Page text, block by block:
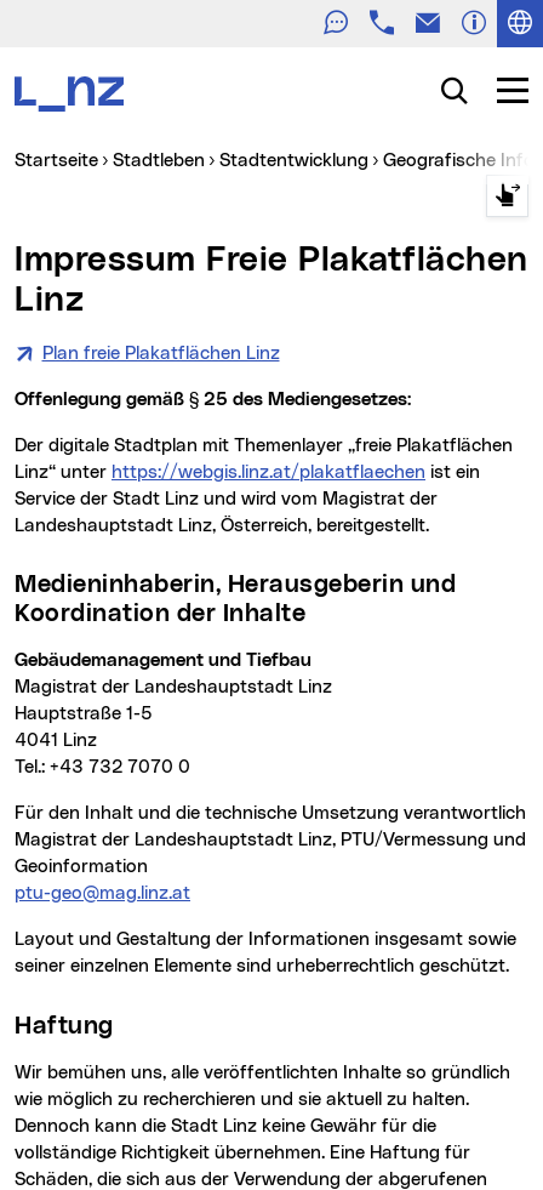
TelefonE-Mail
Suche
Sie sind hier:
Startseite Stadtleben Stadtentwicklung Geografische
Linz
Plan freie Plakatflächen Linz
Offenlegung gemäß § 25 des Mediengesetzes:
Der digitale Stadtplan mit Themenlayer „freie Plakatflächen
Linz“ unter https://webgis.linz.at/plakatflaechen ist ein
Service der Stadt Linz und wird vom Magistrat der
Landeshauptstadt Linz, Österreich, bereitgestellt.
Medieninhaberin, Herausgeberin und
Koordination der Inhalte
Gebäudemanagement und Tiefbau
Magistrat der Landeshauptstadt Linz
Hauptstraße 1-5
4041 Linz
Tel.: +43 732 7070 0
Für den Inhalt und die technische Umsetzung verantwortlich
Magistrat der Landeshauptstadt Linz, PTU/Vermessung und
Geoinformation
ptu-geo@mag.linz.at
Layout und Gestaltung der Informationen insgesamt sowie
seiner einzelnen Elemente sind urheberrechtlich geschützt.
Haftung
Wir bemühen uns, alle veröffentlichten Inhalte so gründlich
wie möglich zu recherchieren und sie aktuell zu halten.
Dennoch kann die Stadt Linz keine Gewähr für die
vollständige Richtigkeit übernehmen. Eine Haftung für
Schäden, die sich aus der Verwendung der abgerufenen